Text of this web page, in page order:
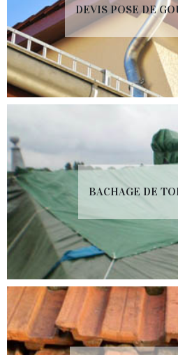
DEVIS POSE DE
BACHAGE DE